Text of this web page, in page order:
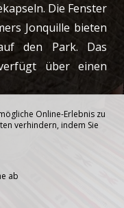
Die Fenster
Jonquille bieten
den Park. Das
über einen
Online-Erlebnis zu
verhindern, indem Sie
ab